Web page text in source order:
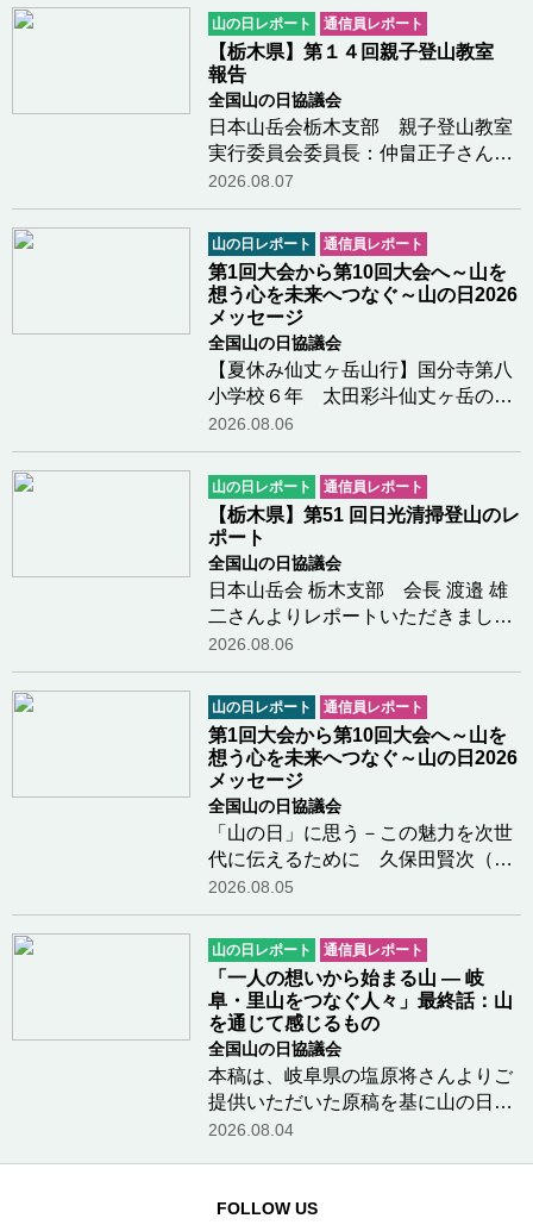
ス』が開催されました。青空のも
と、多くの方々がボルダリングや鳥
の巣箱造りなどの体…つづきを読む
山の日レポート 通信員レポート
【栃木県】第１４回親子登山教室
報告
全国山の日協議会
日本山岳会栃木支部 親子登山教室
実行委員会委員長：仲畠正子さんか
らのレポートです令和8年度日本山
岳会栃木支部公益事業(山の日関連事
業)の報告１ 事業名 第１４回親
子登山教室 （栃木県
山岳・スポーツ…つづきを読む
2026.08.07
山の日レポート 通信員レポート
第1回大会から第10回大会へ～山を
想う心を未来へつなぐ～山の日2026
メッセージ
全国山の日協議会
【夏休み仙丈ヶ岳山行】国分寺第八
小学校６年 太田彩斗仙丈ヶ岳の山
頂についたときがすごく嬉しかった
し景色もきれいで感動した。仙丈小
屋で景色を見ながらコーヒーをみん
なで飲んだのが楽しかった。下山し
ているとき少し…つづきを読む
2026.08.06
山の日レポート 通信員レポート
【栃木県】第51 回日光清掃登山のレ
ポート
全国山の日協議会
日本山岳会 栃木支部 会長 渡邉 雄
二さんよりレポートいただきました
第51 回「日光清掃登山」を、県山
岳・スポーツクライミング連盟が主
催し、日光・那須山岳ガイド協会等
の各団体、国・県・市の関係団体、
一般登山者が参…つづきを読む
2026.08.06
山の日レポート 通信員レポート
第1回大会から第10回大会へ～山を
想う心を未来へつなぐ～山の日2026
メッセージ
全国山の日協議会
「山の日」に思う－この魅力を次世
代に伝えるために 久保田賢次（元
『山と溪谷』編集長、広報・デジタ
ル委員）さんよりメッセージをいた
だきました「山の日」について小中
学生に伝えるには登山の出版社に長
く勤めていたこ…つづきを読む
2026.08.05
山の日レポート 通信員レポート
「一人の想いから始まる山 ― 岐
阜・里山をつなぐ人々」最終話：山
を通じて感じるもの
全国山の日協議会
本稿は、岐阜県の塩原将さんよりご
提供いただいた原稿を基に山の日協
議会で編集を行なったものです。＊
いらっしゃいますが、メンバーの皆
2026.08.04
FOLLOW US